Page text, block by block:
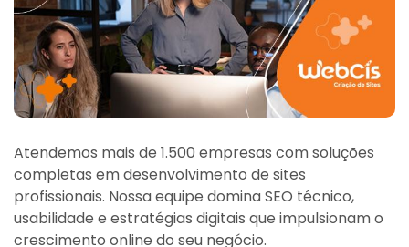
Atendemos mais de 1.500 empresas com soluções
completas em desenvolvimento de sites
profissionais. Nossa equipe domina SEO técnico,
usabilidade e estratégias digitais que impulsionam o
crescimento online do seu negócio.